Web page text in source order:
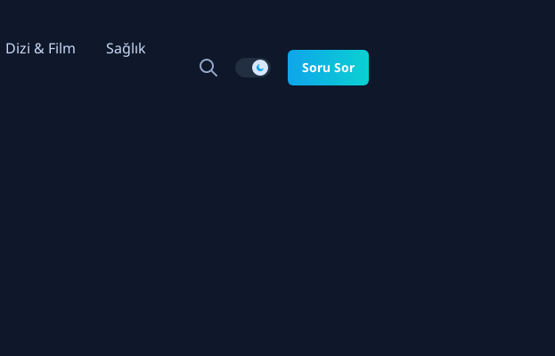
Dizi & Film
Sağlık
Soru Sor